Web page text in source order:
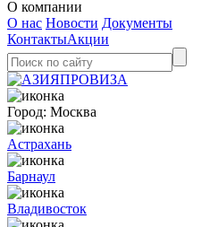
О компании
О нас Новости Документы
КонтактыАкции
Город: Москва
Астрахань
Барнаул
Владивосток